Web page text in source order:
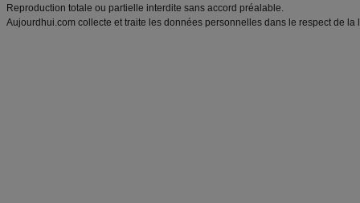
Reproduction totale ou partielle interdite sans accord préalable.
Aujourdhui.com collecte et traite les données personnelles dans le respect de